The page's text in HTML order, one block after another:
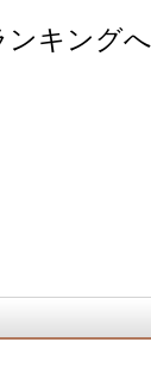
ンキング